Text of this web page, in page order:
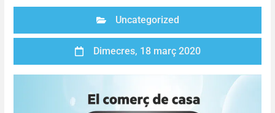
Uncategorized
Dimecres, 18 març 2020